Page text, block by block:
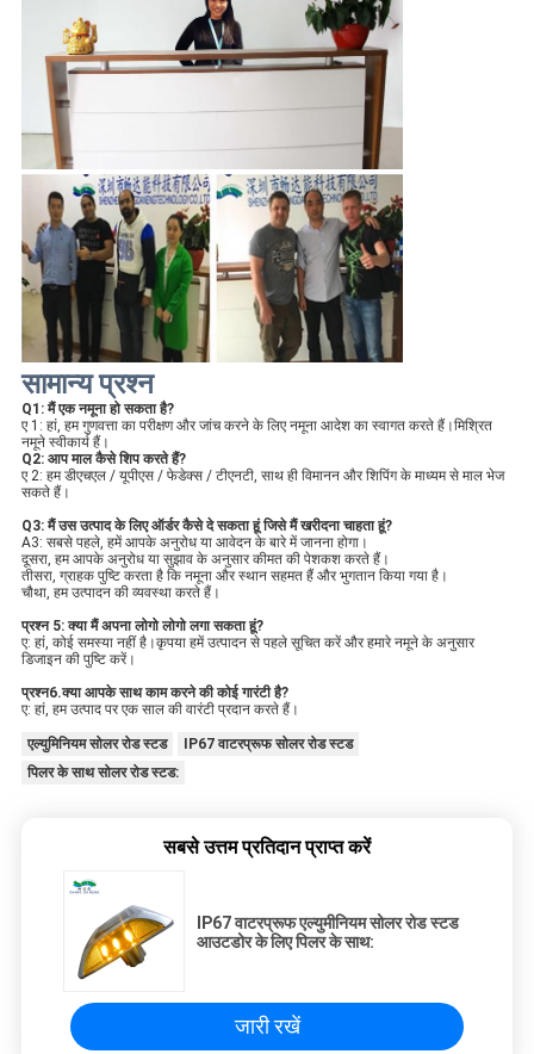
सामान्य प्रश्न
Q1: मैं एक नमूना हो सकता है?
ए 1: हां, हम गुणवत्ता का परीक्षण और जांच करने के लिए नमूना आदेश का स्वागत करते हैं।मिश्रित
नमूने स्वीकार्य हैं।
Q2: आप माल कैसे शिप करते हैं?
ए 2: हम डीएचएल / यूपीएस / फेडेक्स / टीएनटी, साथ ही विमानन और शिपिंग के माध्यम से माल भेज
सकते हैं।
Q3: मैं उस उत्पाद के लिए ऑर्डर कैसे दे सकता हूं जिसे मैं खरीदना चाहता हूं?
A3: सबसे पहले, हमें आपके अनुरोध या आवेदन के बारे में जानना होगा।
दूसरा, हम आपके अनुरोध या सुझाव के अनुसार कीमत की पेशकश करते हैं।
तीसरा, ग्राहक पुष्टि करता है कि नमूना और स्थान सहमत हैं और भुगतान किया गया है।
चौथा, हम उत्पादन की व्यवस्था करते हैं।
प्रश्न 5: क्या मैं अपना लोगो लोगो लगा सकता हूं?
ए: हां, कोई समस्या नहीं है।कृपया हमें उत्पादन से पहले सूचित करें और हमारे नमूने के अनुसार
डिजाइन की पुष्टि करें।
प्रश्न6.क्या आपके साथ काम करने की कोई गारंटी है?
ए: हां, हम उत्पाद पर एक साल की वारंटी प्रदान करते हैं।
एल्युमिनियम सोलर रोड स्टड
IP67 वाटरप्रूफ सोलर रोड स्टड
पिलर के साथ सोलर रोड स्टड:
सबसे उत्तम प्रतिदान प्राप्त करें
IP67 वाटरप्रूफ एल्युमीनियम सोलर रोड स्टड
आउटडोर के लिए पिलर के साथ:
जारी रखें